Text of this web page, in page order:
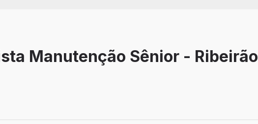
Manutenção Sênior - Ribeirão